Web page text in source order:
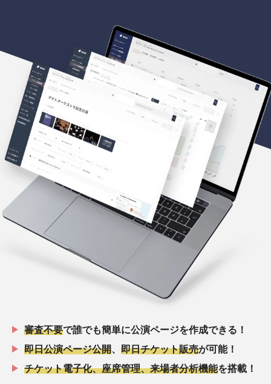
審査不要で誰でも簡単に公演ページを作成できる！
即日公演ページ公開
即日チケット販売が可能！
チケット電子化、座席管理、来場者分析機能を搭載！